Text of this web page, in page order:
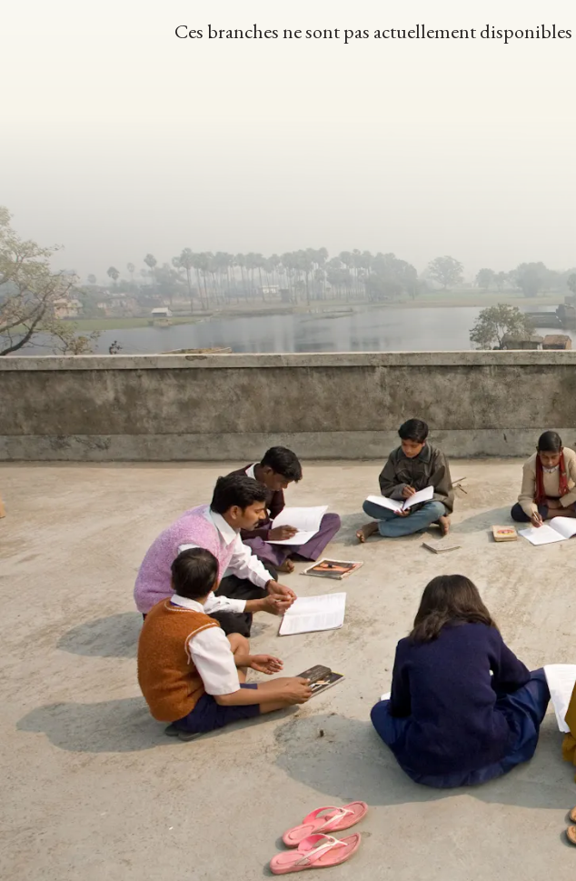
Ces branches ne sont pas actuellement disponibles